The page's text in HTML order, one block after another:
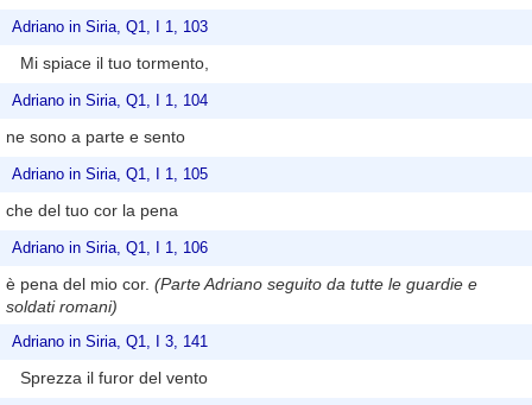
Adriano in Siria, Q1, I 1, 103
Mi spiace il tuo tormento,
Adriano in Siria, Q1, I 1, 104
ne sono a parte e sento
Adriano in Siria, Q1, I 1, 105
che del tuo cor la pena
Adriano in Siria, Q1, I 1, 106
è pena del mio cor. (Parte Adriano seguito da tutte le guardie e
soldati romani)
Adriano in Siria, Q1, I 3, 141
Sprezza il furor del vento